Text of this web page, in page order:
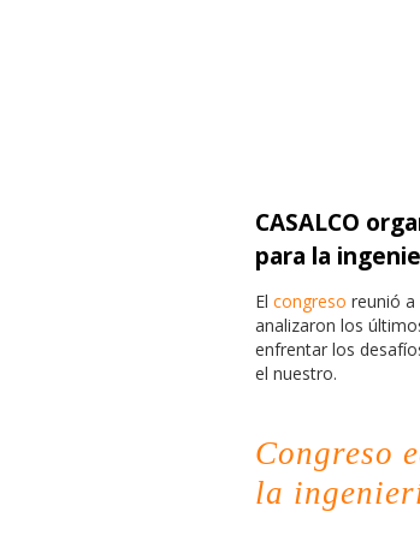
CASALCO
para la
El congreso reunió a
analizaron los
enfrentar los
el nuestro.
Congreso
la